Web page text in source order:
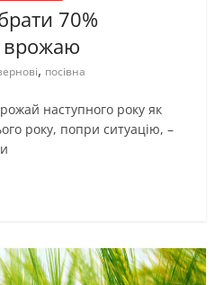
70%
врожаю
, посівна
наступного року як
року, попри ситуацію, –